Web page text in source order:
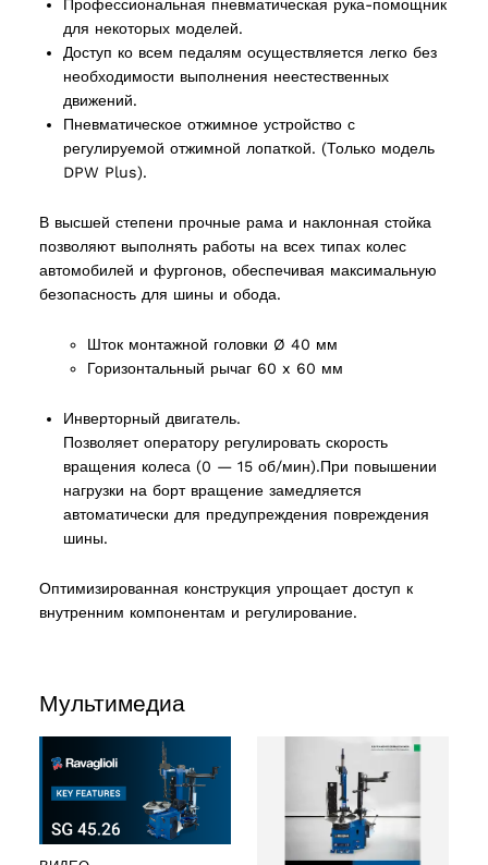
Профессиональная пневматическая рука-помощник
для некоторых моделей.
Доступ ко всем педалям осуществляется легко без
необходимости выполнения неестественных
движений.
Пневматическое отжимное устройство с
регулируемой отжимной лопаткой. (Только модель
DPW Plus).
В высшей степени прочные рама и наклонная стойка
позволяют выполнять работы на всех типах колес
автомобилей и фургонов, обеспечивая максимальную
безопасность для шины и обода.
Шток монтажной головки Ø 40 мм
Горизонтальный рычаг 60 x 60 мм
Инверторный двигатель.
Позволяет оператору регулировать скорость
вращения колеса (0 — 15 об/мин).При повышении
нагрузки на борт вращение замедляется
автоматически для предупреждения повреждения
шины.
Оптимизированная конструкция упрощает доступ к
внутренним компонентам и регулирование.
Мультимедиа